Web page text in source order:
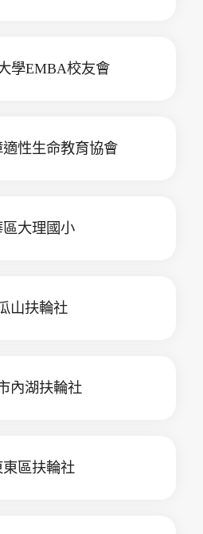
學EMBA校友會
性生命教育協會
區大理國小
山扶輪社
內湖扶輪社
東區扶輪社